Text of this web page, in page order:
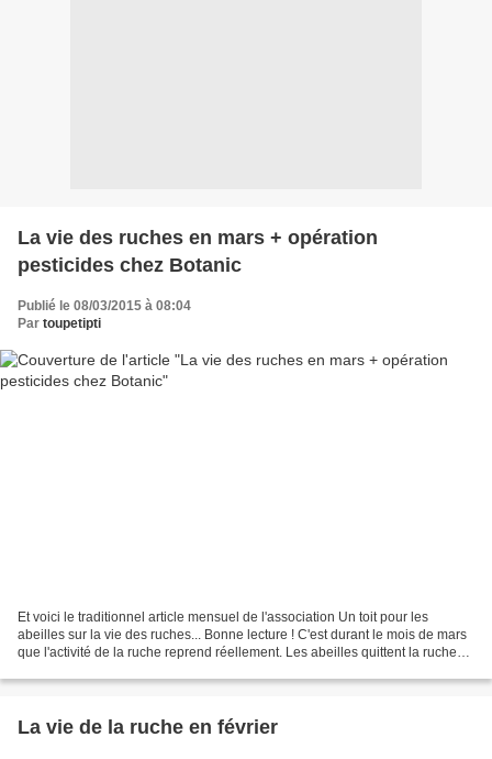
La vie des ruches en mars + opération
pesticides chez Botanic
Publié le 08/03/2015 à 08:04
Par toupetipti
Et voici le traditionnel article mensuel de l'association Un toit pour les
abeilles sur la vie des ruches... Bonne lecture ! C'est durant le mois de mars
que l'activité de la ruche reprend réellement. Les abeilles quittent la ruche
La vie de la ruche en février